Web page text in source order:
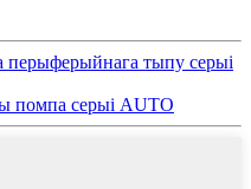
перыферыйнага тыпу серыі
помпа серыі AUTO